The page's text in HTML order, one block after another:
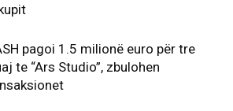
pagoi 1.5 milionë euro për tre
te “Ars Studio”, zbulohen